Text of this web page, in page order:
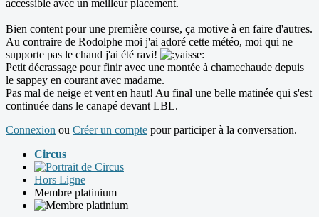
accessible avec un meilleur placement.
Bien content pour une première course, ça motive à en faire d'autres.
Au contraire de Rodolphe moi j'ai adoré cette météo, moi qui ne
supporte pas le chaud j'ai été ravi!
Petit décrassage pour finir avec une montée à chamechaude depuis
le sappey en courant avec madame.
Pas mal de neige et vent en haut! Au final une belle matinée qui s'est
continuée dans le canapé devant LBL.
Connexion ou Créer un compte pour participer à la conversation.
Circus
Hors Ligne
Membre platinium